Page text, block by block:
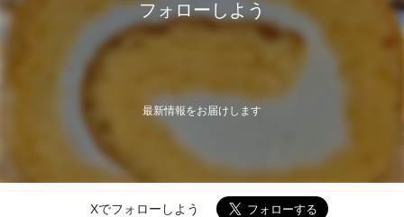
フォローしよう
最新情報をお届けします
Xでフォローしよう